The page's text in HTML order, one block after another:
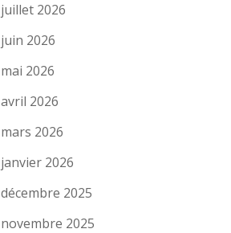
juillet 2026
juin 2026
mai 2026
avril 2026
mars 2026
janvier 2026
décembre 2025
novembre 2025